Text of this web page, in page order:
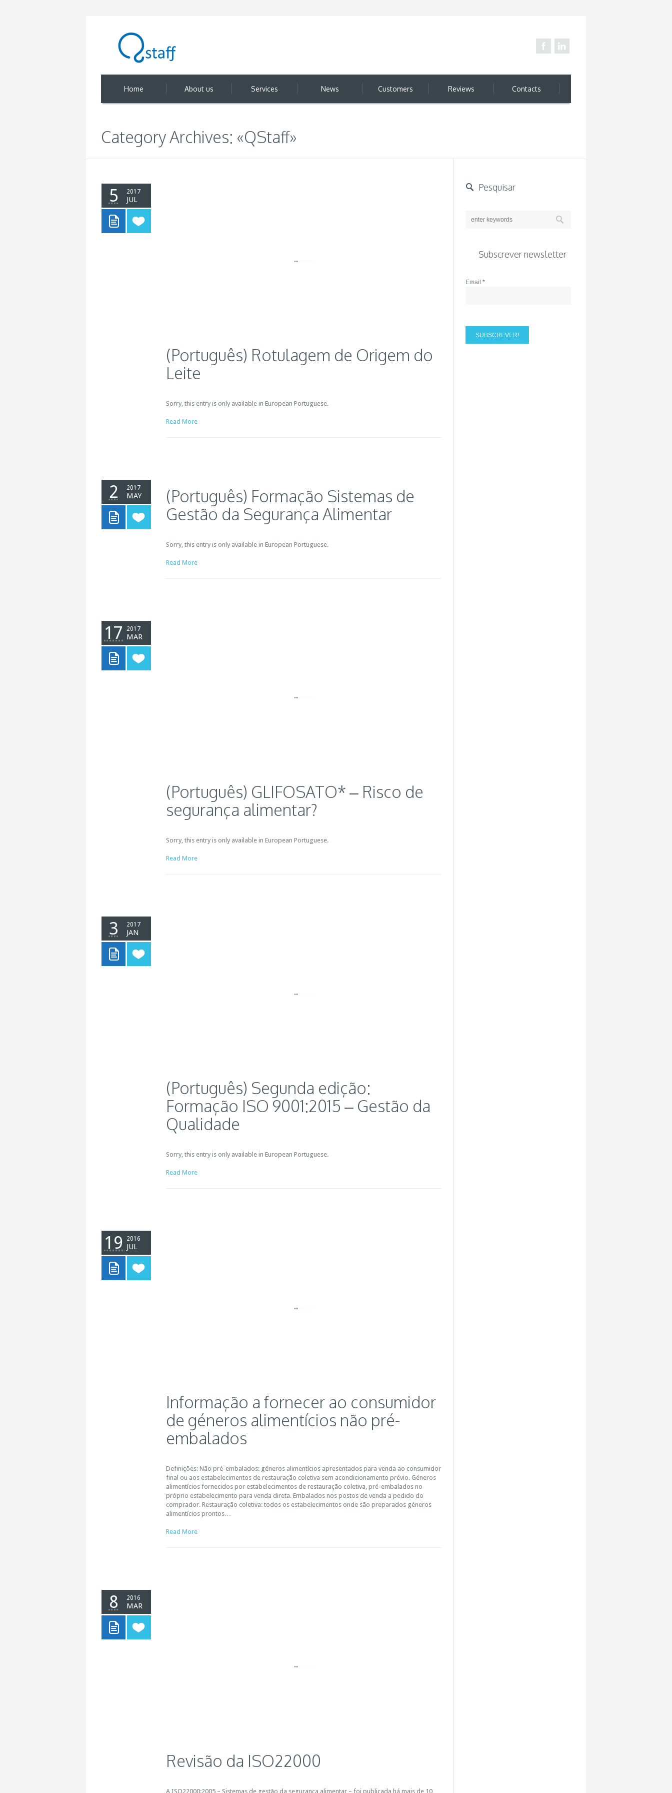
Home About us Services News Customers Reviews Contacts
Category Archives: «QStaff»
5 2017
JUL
(Português) Rotulagem de Origem do
Leite
Sorry, this entry is only available in European Portuguese.
Read More
2 2017
MAY
(Português) Formação Sistemas de
Gestão da Segurança Alimentar
Sorry, this entry is only available in European Portuguese.
Read More
17 2017
MAR
(Português) GLIFOSATO* – Risco de
segurança alimentar?
Sorry, this entry is only available in European Portuguese.
Read More
3 2017
JAN
(Português) Segunda edição:
Formação ISO 9001:2015 – Gestão da
Qualidade
Sorry, this entry is only available in European Portuguese.
Read More
19 2016
JUL
Informação a fornecer ao consumidor
de géneros alimentícios não pré-
embalados
Definições: Não pré-embalados: géneros alimentícios apresentados para venda ao consumidor
final ou aos estabelecimentos de restauração coletiva sem acondicionamento prévio. Géneros
alimentícios fornecidos por estabelecimentos de restauração coletiva, pré-embalados no
próprio estabelecimento para venda direta. Embalados nos postos de venda a pedido do
comprador. Restauração coletiva: todos os estabelecimentos onde são preparados géneros
alimentícios prontos…
Read More
8 2016
MAR
Revisão da ISO22000
A ISO22000:2005 – Sistemas de gestão da segurança alimentar – foi publicada há mais de 10
Pesquisar
Subscrever newsletter
Email *